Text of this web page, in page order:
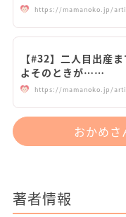
https://mamanoko.jp/
【#32】二人目出産
よそのときが……
https://mamanoko.jp/
おかめさ
著者情報